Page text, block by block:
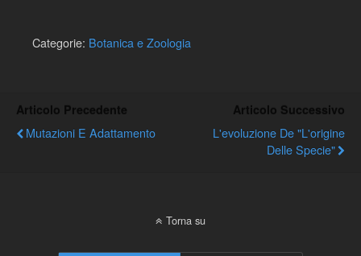
Categorie: Botanica e Zoologia
Articolo Precedente
Mutazioni E Adattamento
Articolo Successivo
L'evoluzione De "L'origine
Delle Specie"
Torna su